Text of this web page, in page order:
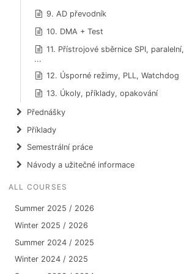
9. AD převodník
10. DMA + Test
11. Přístrojové sběrnice SPI, paralelní,
...
12. Úsporné režimy, PLL, Watchdog
13. Úkoly, příklady, opakování
Přednášky
Příklady
Semestrální práce
Návody a užitečné informace
ALL COURSES
Summer 2025 / 2026
Winter 2025 / 2026
Summer 2024 / 2025
Winter 2024 / 2025